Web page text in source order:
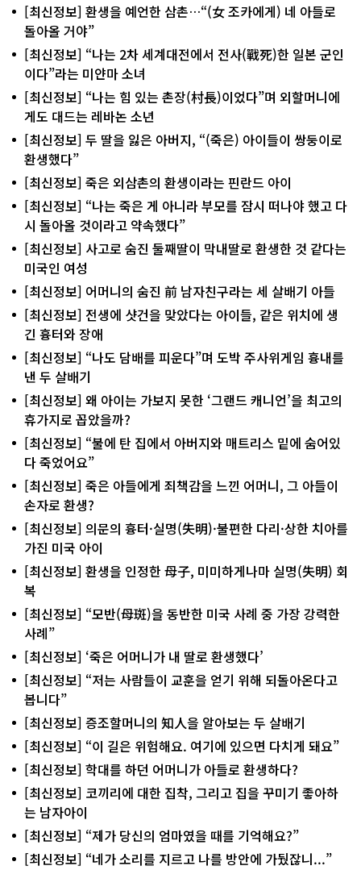
[최신정보] 환생을 예언한 삼촌…“(女 조카에게) 네 아들로
돌아올 거야”
[최신정보] “나는 2차 세계대전에서 전사(戰死)한 일본 군인
이다”라는 미얀마 소녀
[최신정보] “나는 힘 있는 촌장(村長)이었다”며 외할머니에
게도 대드는 레바논 소년
[최신정보] 두 딸을 잃은 아버지, “(죽은) 아이들이 쌍둥이로
환생했다”
[최신정보] 죽은 외삼촌의 환생이라는 핀란드 아이
[최신정보] “나는 죽은 게 아니라 부모를 잠시 떠나야 했고 다
시 돌아올 것이라고 약속했다”
[최신정보] 사고로 숨진 둘째딸이 막내딸로 환생한 것 같다는
미국인 여성
[최신정보] 어머니의 숨진 前 남자친구라는 세 살배기 아들
[최신정보] 전생에 샷건을 맞았다는 아이들, 같은 위치에 생
긴 흉터와 장애
[최신정보] “나도 담배를 피운다”며 도박 주사위게임 흉내를
낸 두 살배기
[최신정보] 왜 아이는 가보지 못한 ‘그랜드 캐니언’을 최고의
휴가지로 꼽았을까?
[최신정보] “불에 탄 집에서 아버지와 매트리스 밑에 숨어있
다 죽었어요”
[최신정보] 죽은 아들에게 죄책감을 느낀 어머니, 그 아들이
손자로 환생?
[최신정보] 의문의 흉터·실명(失明)·불편한 다리·상한 치아를
가진 미국 아이
[최신정보] 환생을 인정한 母子, 미미하게나마 실명(失明) 회
복
[최신정보] “모반(母斑)을 동반한 미국 사례 중 가장 강력한
사례”
[최신정보] ‘죽은 어머니가 내 딸로 환생했다’
[최신정보] “저는 사람들이 교훈을 얻기 위해 되돌아온다고
봅니다”
[최신정보] 증조할머니의 知人을 알아보는 두 살배기
[최신정보] “이 길은 위험해요. 여기에 있으면 다치게 돼요”
[최신정보] 학대를 하던 어머니가 아들로 환생하다?
[최신정보] 코끼리에 대한 집착, 그리고 집을 꾸미기 좋아하
는 남자아이
[최신정보] “제가 당신의 엄마였을 때를 기억해요?”
[최신정보] “네가 소리를 지르고 나를 방안에 가뒀잖니...”